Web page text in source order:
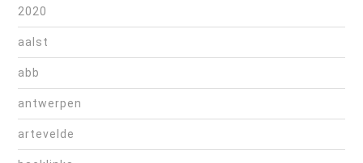
2020
aalst
abb
antwerpen
artevelde